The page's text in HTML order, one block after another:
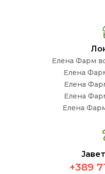
Елена Фарм во
Елена
Елена
Елена
Елена
+389